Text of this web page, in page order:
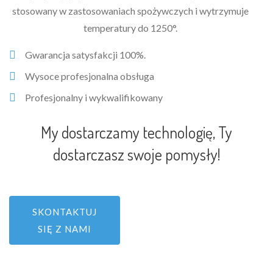
stosowany w zastosowaniach spożywczych i wytrzymuje
temperatury do 1250°.
Gwarancja satysfakcji 100%.
Wysoce profesjonalna obsługa
Profesjonalny i wykwalifikowany
My dostarczamy technologię, Ty
dostarczasz swoje pomysły!
SKONTAKTUJ
SIĘ Z NAMI